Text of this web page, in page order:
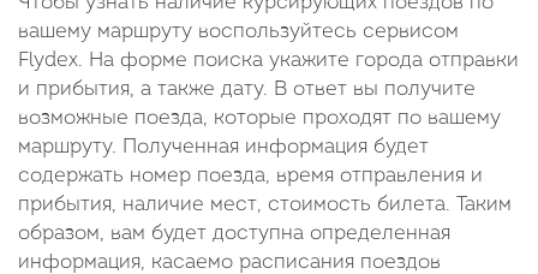
пути:
6
дней
15
минут
вашему маршруту воспользуйтесь сервисом
Flydex. На форме поиска укажите города отправки
и прибытия, а также дату. В ответ вы получите
возможные поезда, которые проходят по вашему
маршруту. Полученная информация будет
содержать номер поезда, время отправления и
прибытия, наличие мест, стоимость билета. Таким
образом, вам будет доступна определенная
информация, касаемо расписания поездов